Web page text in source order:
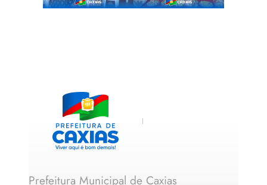
Prefeitura Municipal de Caxias